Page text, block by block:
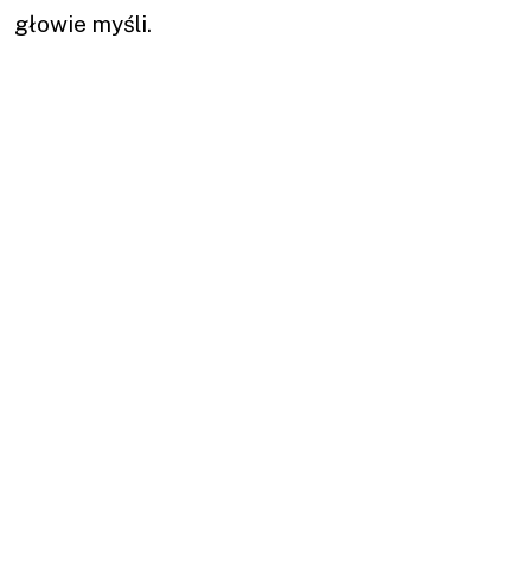
głowie myśli.